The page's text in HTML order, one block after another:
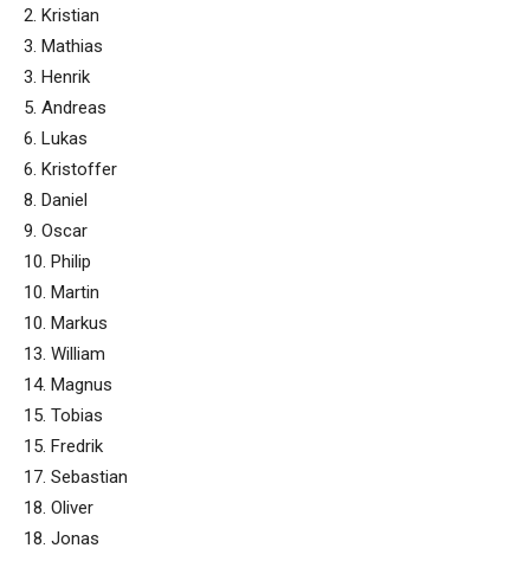
2. Kristian
3. Mathias
3. Henrik
5. Andreas
6. Lukas
6. Kristoffer
8. Daniel
9. Oscar
10. Philip
10. Martin
10. Markus
13. William
14. Magnus
15. Tobias
15. Fredrik
17. Sebastian
18. Oliver
18. Jonas